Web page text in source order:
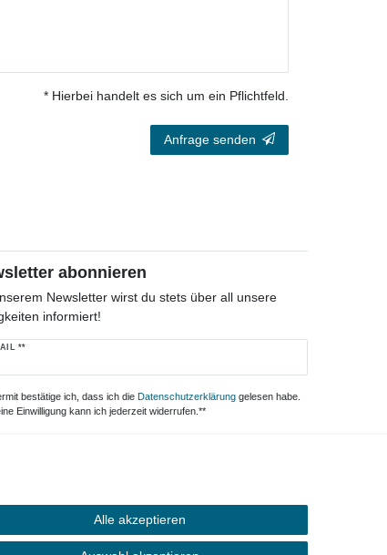
* Hierbei handelt es sich um ein Pflichtfeld.
Anfrage senden
abonnieren
Newsletter wirst du stets über all unsere
informiert!
**
bestätige ich, dass ich die Daten­schutz­erklärunggelesen habe.
Einwilligung kann ich jederzeit widerrufen.**
Alle akzeptieren